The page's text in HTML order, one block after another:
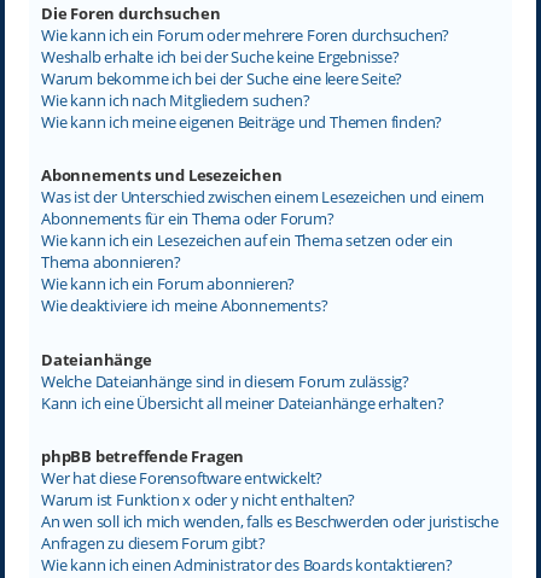
Die Foren durchsuchen
Wie kann ich ein Forum oder mehrere Foren durchsuchen?
Weshalb erhalte ich bei der Suche keine Ergebnisse?
Warum bekomme ich bei der Suche eine leere Seite?
Wie kann ich nach Mitgliedern suchen?
Wie kann ich meine eigenen Beiträge und Themen finden?
Abonnements und Lesezeichen
Was ist der Unterschied zwischen einem Lesezeichen und einem
Abonnements für ein Thema oder Forum?
Wie kann ich ein Lesezeichen auf ein Thema setzen oder ein
Thema abonnieren?
Wie kann ich ein Forum abonnieren?
Wie deaktiviere ich meine Abonnements?
Dateianhänge
Welche Dateianhänge sind in diesem Forum zulässig?
Kann ich eine Übersicht all meiner Dateianhänge erhalten?
phpBB betreffende Fragen
Wer hat diese Forensoftware entwickelt?
Warum ist Funktion x oder y nicht enthalten?
An wen soll ich mich wenden, falls es Beschwerden oder juristische
Anfragen zu diesem Forum gibt?
Wie kann ich einen Administrator des Boards kontaktieren?